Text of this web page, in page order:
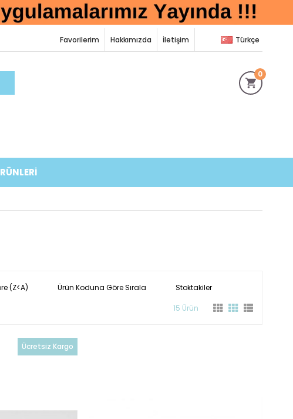
Hakkımızda İletişim
Favorilerim Türkçe
0
(Z<A) Ürün Koduna Göre Sırala Stoktakiler
15 Ürün
Ücretsiz Kargo